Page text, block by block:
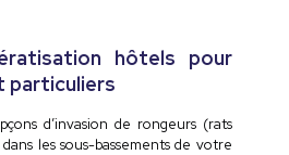
hôtels pour
particuliers
d’invasion de rongeurs (rats
les sous-bassements de votre